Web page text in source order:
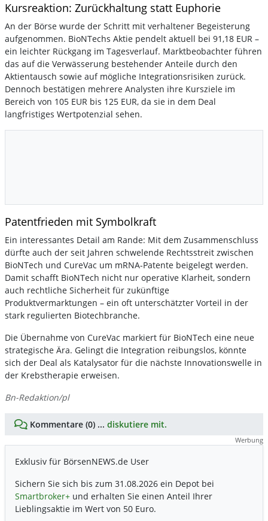
Kursreaktion: Zurückhaltung statt Euphorie
An der Börse wurde der Schritt mit verhaltener Begeisterung
aufgenommen. BioNTechs Aktie pendelt aktuell bei 91,18 EUR –
ein leichter Rückgang im Tagesverlauf. Marktbeobachter führen
das auf die Verwässerung bestehender Anteile durch den
Aktientausch sowie auf mögliche Integrationsrisiken zurück.
Dennoch bestätigen mehrere Analysten ihre Kursziele im
Bereich von 105 EUR bis 125 EUR, da sie in dem Deal
langfristiges Wertpotenzial sehen.
Patentfrieden mit Symbolkraft
Ein interessantes Detail am Rande: Mit dem Zusammenschluss
dürfte auch der seit Jahren schwelende Rechtsstreit zwischen
BioNTech und CureVac um mRNA-Patente beigelegt werden.
Damit schafft BioNTech nicht nur operative Klarheit, sondern
auch rechtliche Sicherheit für zukünftige
Produktvermarktungen – ein oft unterschätzter Vorteil in der
stark regulierten Biotechbranche.
Die Übernahme von CureVac markiert für BioNTech eine neue
strategische Ära. Gelingt die Integration reibungslos, könnte
sich der Deal als Katalysator für die nächste Innovationswelle in
der Krebstherapie erweisen.
Bn-Redaktion/pl
Kommentare (0) ... diskutiere mit.
Werbung
Exklusiv für BörsenNEWS.de User
Sichern Sie sich bis zum 31.08.2026 ein Depot bei
Smartbroker+ und erhalten Sie einen Anteil Ihrer
Lieblingsaktie im Wert von 50 Euro.